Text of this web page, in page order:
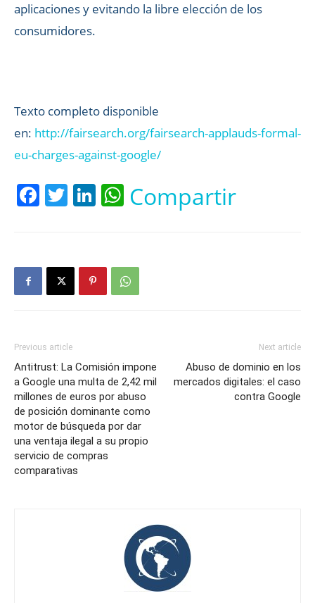
aplicaciones y evitando la libre elección de los
consumidores.
Texto completo disponible
en: http://fairsearch.org/fairsearch-applauds-formal-
eu-charges-against-google/
Facebook
Twitter
LinkedIn
WhatsApp
Compartir
Previous article
Antitrust: La Comisión impone
a Google una multa de 2,42 mil
millones de euros por abuso
de posición dominante como
motor de búsqueda por dar
una ventaja ilegal a su propio
servicio de compras
comparativas
Next article
Abuso de dominio en los
mercados digitales: el caso
contra Google